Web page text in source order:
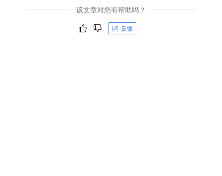
该文章对您有帮助吗？
反馈